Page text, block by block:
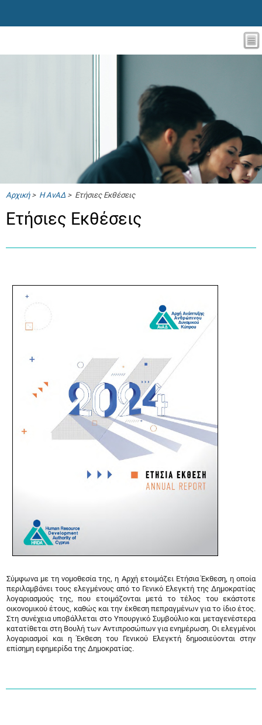
Αρχική> Η ΑνΑΔ > Ετήσιες Εκθέσεις
Ετήσιες Εκθέσεις
Σύμφωνα με τη νομοθεσία της, η Αρχή ετοιμάζει Ετήσια Έκθεση, η οποία
περιλαμβάνει τους ελεγμένους από το Γενικό Ελεγκτή της Δημοκρατίας
λογαριασμούς της, που ετοιμάζονται μετά το τέλος του εκάστοτε
οικονομικού έτους, καθώς και την έκθεση πεπραγμένων για το ίδιο έτος.
Στη συνέχεια υποβάλλεται στο Υπουργικό Συμβούλιο και μεταγενέστερα
κατατίθεται στη Βουλή των Αντιπροσώπων για ενημέρωση. Οι ελεγμένοι
λογαριασμοί και η Έκθεση του Γενικού Ελεγκτή δημοσιεύονται στην
επίσημη εφημερίδα της Δημοκρατίας.